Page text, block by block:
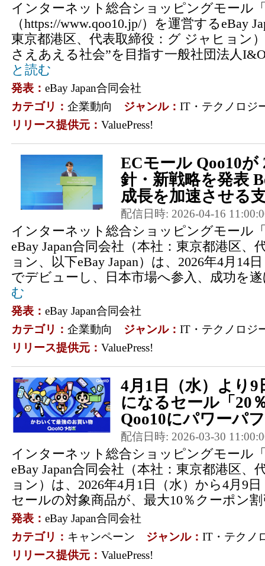
インターネット総合ショッピングモール
（https://www.qoo10.jp/）を運営するeBay
東京都港区、代表取締役：グ ジャヒョン
さえあえる社会”を目指す一般社団法人
と読む
発表： eBay Japan合同会社
カテゴリ： 企業動向 ジャンル： IT・テクノロジ
リリース提供元： ValuePress!
ECモール Qoo10が
針・新戦略を発表
成長を加速させる
配信日時: 2026-04-16
インターネット総合ショッピングモール
eBay Japan合同会社（本社：東京都港区、
ョン、以下eBay Japan）は、2026年4月14
でデビューし、日本市場へ参入、成功を
む
発表： eBay Japan合同会社
カテゴリ： 企業動向 ジャンル： IT・テクノロジ
リリース提供元： ValuePress!
4月1日（水）より9
になるセール「20
Qoo10にパワーパ
配信日時: 2026-03-30
インターネット総合ショッピングモール
eBay Japan合同会社（本社：東京都港区、
ョン）は、2026年4月1日（水）から4月9
セールの対象商品が、最大10％クーポン
発表： eBay Japan合同会社
カテゴリ： キャンペーン ジャンル： IT・テクノ
リリース提供元： ValuePress!